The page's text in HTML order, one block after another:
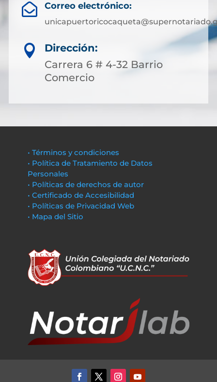
 Correo electrónico:

Dirección:
Carrera 6 # 4-32 Barrio
Comercio
• Términos y condiciones
• Política de Tratamiento de Datos
Personales
• Políticas de derechos de autor
• Certificado de Accesibilidad
• Políticas de Privacidad Web
• Mapa del Sitio